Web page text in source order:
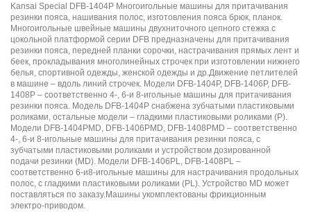
Kansai Special DFB-1404P Многоигольные машины для притачивания
резинки пояса, нашивания полос, изготовления пояса брюк, планок.
Многоигольные швейные машины двухниточного цепного стежка с
цокольной платформой серии DFB предназначены для притачивания
резинки пояса, передней планки сорочки, настрачивания прямых лент и
беек, прокладывания многолинейных строчек при изготовлении нижнего
белья, спортивной одежды, женской одежды и др.Движение петлителей
в машине – вдоль линий строчек. Модели DFB-1404P, DFB-1406P, DFB-
1408P – соответственно 4-, 6-и 8-игольные машины для притачивания
резинки пояса. Модель DFB-1404P снабжена зубчатыми пластиковыми
роликами, остальные модели – гладкими пластиковыми роликами (P).
Модели DFB-1404PMD, DFB-1406PMD, DFB-1408PMD – соответственно
4-, 6-и 8-игольные машины для притачивания резинки пояса, с
зубчатыми пластиковыми роликами и устройством дозированной
подачи резинки (MD). Модели DFB-1406PL, DFB-1408PL –
соответственно 6-и8-игольные машины для настрачивания продольных
полос, с гладкими пластиковыми роликами (PL). Устройство MD может
поставляться по заказу.Машины укомплектованы фрикционным
электро-приводом.